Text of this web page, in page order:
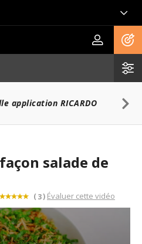
application RICARDO
salade de
( 3) Évaluer cette vidéo